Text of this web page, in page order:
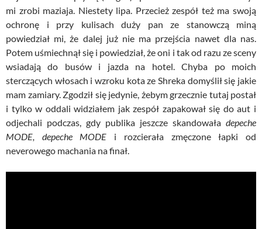
mi zrobi maziaja. Niestety lipa. Przecież zespół też ma swoją
ochronę i przy kulisach duży pan ze stanowczą miną
powiedział mi, że dalej już nie ma przejścia nawet dla nas.
Potem uśmiechnął się i powiedział, że oni i tak od razu ze sceny
wsiadają do busów i jazda na hotel. Chyba po moich
sterczących włosach i wzroku kota ze Shreka domyślił się jakie
mam zamiary. Zgodził się jedynie, żebym grzecznie tutaj postał
i tylko w oddali widziałem jak zespół zapakował się do aut i
odjechali podczas, gdy publika jeszcze skandowała depeche
MODE, depeche MODE i rozcierała zmęczone łapki od
neverowego machania na finał.